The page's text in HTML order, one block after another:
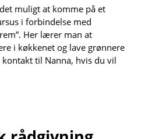
muligt at komme på et
i forbindelse med
Her lærer man at
i køkkenet og lave grønnere
kontakt til Nanna, hvis du vil